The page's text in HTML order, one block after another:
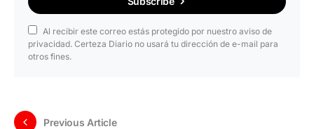
Al recibir este correo estás protegido por nuestro aviso de
privacidad. Certeza Diario no usará tu dirección de e-mail para
otros fines.
Previous Article